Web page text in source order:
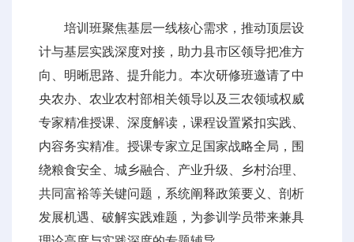
培训班聚焦基层一线核心需求，推动顶层设
计与基层实践深度对接，助力县市区领导把准方
向、明晰思路、提升能力。本次研修班邀请了中
央农办、农业农村部相关领导以及三农领域权威
专家精准授课、深度解读，课程设置紧扣实践、
内容务实精准。授课专家立足国家战略全局，围
绕粮食安全、城乡融合、产业升级、乡村治理、
共同富裕等关键问题，系统阐释政策要义、剖析
发展机遇、破解实践难题，为参训学员带来兼具